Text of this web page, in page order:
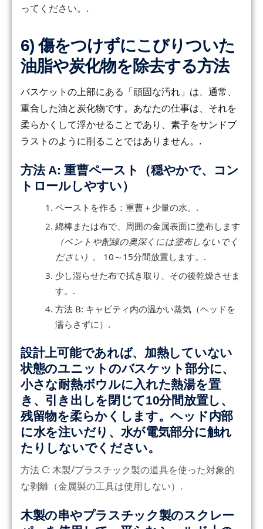
ってください。.
6) 傷をつけずにこびりついた
油脂や炭化物を除去する方法
バスケットの上部にある「頑固な汚れ」は、通常、
重合した油と炭化物です。あなたの仕事は、それを
柔らかくして浮かせることであり、素子をサンドブ
ラストのように削ることではありません。.
方法 A: 重曹ペースト（穏やかで、コン
トロールしやすい）
ペーストを作る：重曹＋少量の水。.
綿棒または布で、周囲の金属表面に塗布します
（ベントや配線の奥深くには塗布しないでく
ださい）。
10～15分間放置します。.
少し湿らせた布で拭き取り、その後乾燥させま
す。.
方法 B: キャビティ内の温かい蒸気（ヘッドを
濡らさずに）.
設計上可能であれば、加熱していない
状態のユニットのバスケット部分に、
小さな耐熱ボウルに入れた熱湯を置
き、引き出しを閉じて10分間放置し、
残留物を柔らかくします。ヘッド内部
に水を注いだり、水が電気部分に触れ
たりしないでください。
方法 C: 木製/プラスチック製の道具を使った対象的
な剥離（金属製の工具は使用しない）.
木製の串やプラスチック製のスクレー